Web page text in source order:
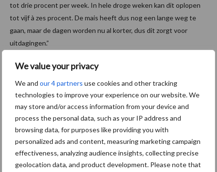
We value your privacy
We and our 4 partners use cookies and other tracking
technologies to improve your experience on our website. We
may store and/or access information from your device and
process the personal data, such as your IP address and
browsing data, for purposes like providing you with
personalized ads and content, measuring marketing campaign
effectiveness, analyzing audience insights, collecting precise
geolocation data, and product development. Please note that
tot drie procent per week. In hele droge weken kan dit oplopen
tot vijf à zes procent. De mais heeft dus nog een lange weg te
gaan, maar de dagen worden nu al korter, dus dit zorgt voor
uitdagingen.”
Ter Maat adviseert om regelmatig je mais in te gaan om te kijken
mais overgaat in een rustfase, waarbij er geen nieuwe suikers
meer worden omgezet in zetmeel. “Het gewas droogt dan alleen
voederwaarde.”
Tekst en beeld: Kim Sjoers
Aanbevolen voor jou!